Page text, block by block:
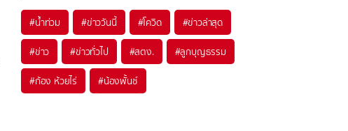
#น้ำท่วม #ข่าววันนี้ #โควิด #ข่าวล่าสุด
#ข่าว #ข่าวทั่วไป #สตง. #ลูกบุญธรรม
#ก้อง ห้วยไร่ #น้องพั้นช์